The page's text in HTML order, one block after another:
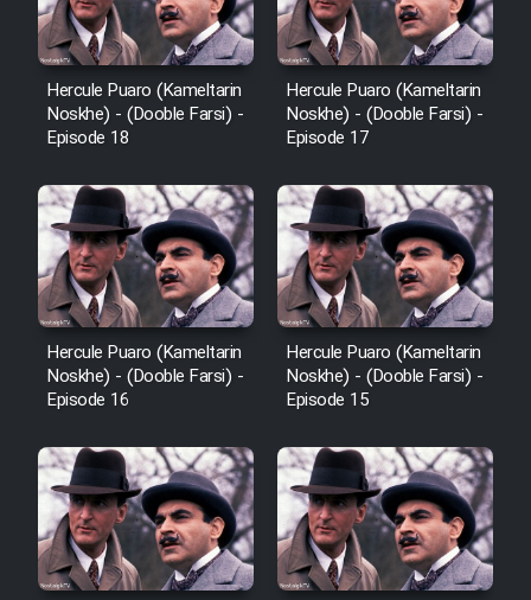
Hercule Puaro (Kameltarin
Noskhe) - (Dooble Farsi) -
Episode 18
Hercule Puaro (Kameltarin
Noskhe) - (Dooble Farsi) -
Episode 17
Hercule Puaro (Kameltarin
Noskhe) - (Dooble Farsi) -
Episode 16
Hercule Puaro (Kameltarin
Noskhe) - (Dooble Farsi) -
Episode 15